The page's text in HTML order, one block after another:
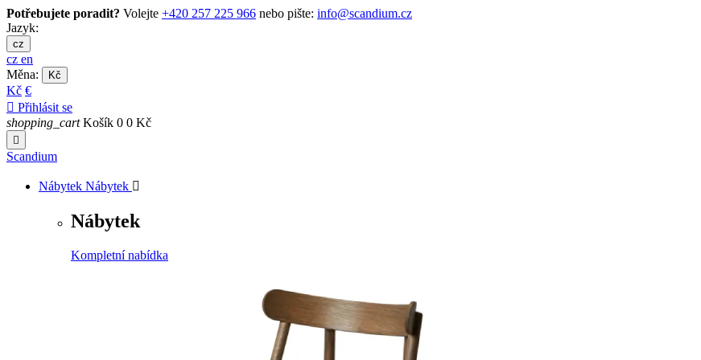
Potřebujete poradit? Volejte +420 257 225 966 nebo pište: info@scandium.cz
Jazyk:
cz
cz en
Měna:
Kč
Kč €
 Přihlásit se
shopping_cart Košík 0 0 Kč

Scandium
Nábytek Nábytek 
Nábytek
Kompletní nabídka